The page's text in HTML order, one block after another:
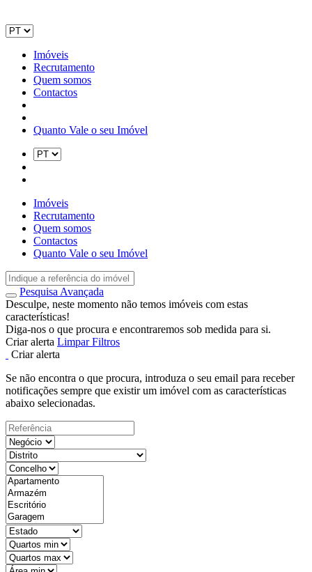
Imóveis
Recrutamento
Quem somos
Contactos
Quanto Vale o seu Imóvel
Imóveis
Recrutamento
Quem somos
Contactos
Quanto Vale o seu Imóvel
Pesquisa Avançada
Desculpe, neste momento não temos imóveis com estas
características!
Diga-nos o que procura e encontraremos sob medida para si.
Criar alerta Limpar Filtros
Criar alerta
Se não encontra o que procura, introduza o seu email para receber
notificações sempre que existir um imóvel com as características
abaixo selecionadas.